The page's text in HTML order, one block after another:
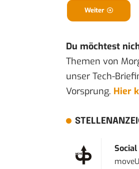
Weiter
Du möchtest
Themen von
unser Tech-
Vorsprung. Hier